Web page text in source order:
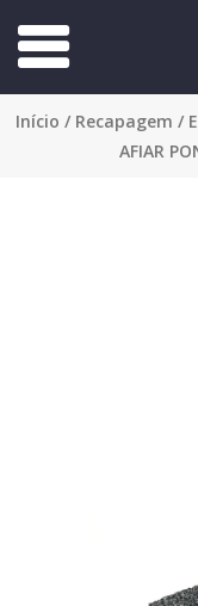
Início / Recapagem /
AFIAR